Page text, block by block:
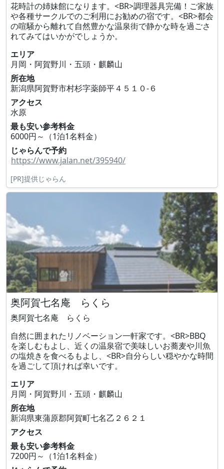
花時計の姉妹館になります。<BR>調理器具完備！ご家族
や各種サークルでのご利用にお勧めの宿です。<BR>都会
の喧騒から離れて自然豊かな温泉街で静かな時を過ごさ
れてみてはいかがでしょうか。
エリア
月岡・阿賀野川・五頭・麒麟山
所在地
新潟県阿賀野市村杉字薬師平４５１０‐６
アクセス
水原
最も安い参考料金
6000円～（1泊1名料金）
じゃらんで予約
https://www.jalan.net/395940/
[PR]提供じゃらん
奥阿賀七名庵 らくら
奥阿賀七名庵 らくら
自然に囲まれたリノベーション一軒家です。<BR>BBQ
を楽しむもよし、近くの温泉宿で美味しいお蕎麦や川魚
の塩焼きを食べるもよし、<BR>自分らしい穏やかな時間
を過ごして頂ければ幸いです。
エリア
月岡・阿賀野川・五頭・麒麟山
所在地
新潟県東蒲原郡阿賀町七名乙２６２１
アクセス
最も安い参考料金
7200円～（1泊1名料金）